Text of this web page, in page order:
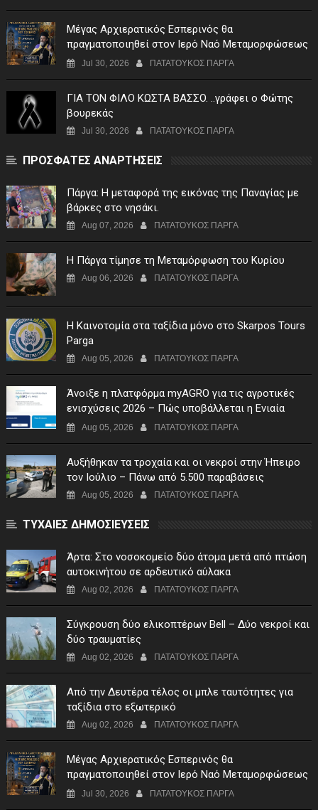
Μέγας Αρχιερατικός Εσπερινός θα
πραγματοποιηθεί στον Ιερό Ναό Μεταμορφώσεως
του Σωτήρος Σταυροχωρίου στης 5 Αυγούστου
Jul 30, 2026 ΠΑΤΑΤΟΥΚΟΣ ΠΑΡΓΑ
ΓIA TON ΦIΛO KΩΣTA BAΣΣO. ..γράφει ο Φώτης
βουρεκάς
Jul 30, 2026 ΠΑΤΑΤΟΥΚΟΣ ΠΑΡΓΑ
ΠΡΟΣΦΑΤΕΣ ΑΝΑΡΤΗΣΕΙΣ
Πάργα: Η μεταφορά της εικόνας της Παναγίας με
βάρκες στο νησάκι.
Aug 07, 2026 ΠΑΤΑΤΟΥΚΟΣ ΠΑΡΓΑ
Η Πάργα τίμησε τη Μεταμόρφωση του Κυρίου
Aug 06, 2026 ΠΑΤΑΤΟΥΚΟΣ ΠΑΡΓΑ
Η Καινοτομία στα ταξίδια μόνο στο Skarpos Tours
Parga
Aug 05, 2026 ΠΑΤΑΤΟΥΚΟΣ ΠΑΡΓΑ
Άνοιξε η πλατφόρμα myAGRO για τις αγροτικές
ενισχύσεις 2026 – Πώς υποβάλλεται η Ενιαία
Αίτηση Ενίσχυσης
Aug 05, 2026 ΠΑΤΑΤΟΥΚΟΣ ΠΑΡΓΑ
Αυξήθηκαν τα τροχαία και οι νεκροί στην Ήπειρο
τον Ιούλιο – Πάνω από 5.500 παραβάσεις
Aug 05, 2026 ΠΑΤΑΤΟΥΚΟΣ ΠΑΡΓΑ
ΤΥΧΑΙΕΣ ΔΗΜΟΣΙΕΥΣΕΙΣ
Άρτα: Στο νοσοκομείο δύο άτομα μετά από πτώση
αυτοκινήτου σε αρδευτικό αύλακα
Aug 02, 2026 ΠΑΤΑΤΟΥΚΟΣ ΠΑΡΓΑ
Σύγκρουση δύο ελικοπτέρων Bell – Δύο νεκροί και
δύο τραυματίες
Aug 02, 2026 ΠΑΤΑΤΟΥΚΟΣ ΠΑΡΓΑ
Από την Δευτέρα τέλος οι μπλε ταυτότητες για
ταξίδια στο εξωτερικό
Aug 02, 2026 ΠΑΤΑΤΟΥΚΟΣ ΠΑΡΓΑ
Μέγας Αρχιερατικός Εσπερινός θα
πραγματοποιηθεί στον Ιερό Ναό Μεταμορφώσεως
του Σωτήρος Σταυροχωρίου στης 5 Αυγούστου
Jul 30, 2026 ΠΑΤΑΤΟΥΚΟΣ ΠΑΡΓΑ